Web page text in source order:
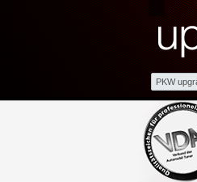
Fahrwerke